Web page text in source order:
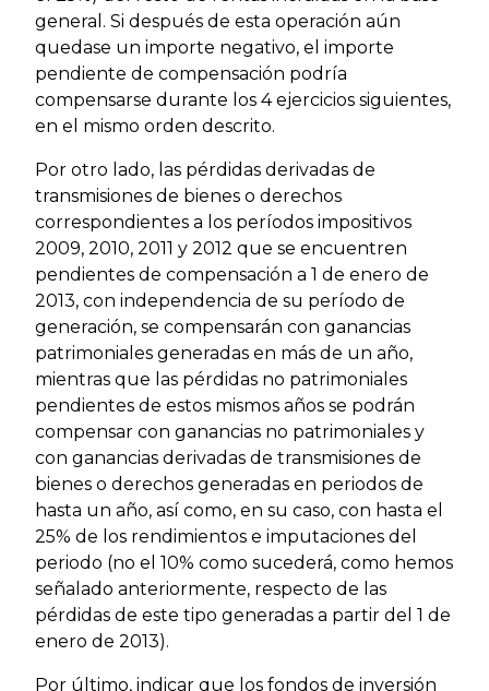
general. Si después de esta operación aún
quedase un importe negativo, el importe
pendiente de compensación podría
compensarse durante los 4 ejercicios siguientes,
en el mismo orden descrito.
Por otro lado, las pérdidas derivadas de
transmisiones de bienes o derechos
correspondientes a los períodos impositivos
2009, 2010, 2011 y 2012 que se encuentren
pendientes de compensación a 1 de enero de
2013, con independencia de su período de
generación, se compensarán con ganancias
patrimoniales generadas en más de un año,
mientras que las pérdidas no patrimoniales
pendientes de estos mismos años se podrán
compensar con ganancias no patrimoniales y
con ganancias derivadas de transmisiones de
bienes o derechos generadas en periodos de
hasta un año, así como, en su caso, con hasta el
25% de los rendimientos e imputaciones del
periodo (no el 10% como sucederá, como hemos
señalado anteriormente, respecto de las
pérdidas de este tipo generadas a partir del 1 de
enero de 2013).
Por último, indicar que los fondos de inversión